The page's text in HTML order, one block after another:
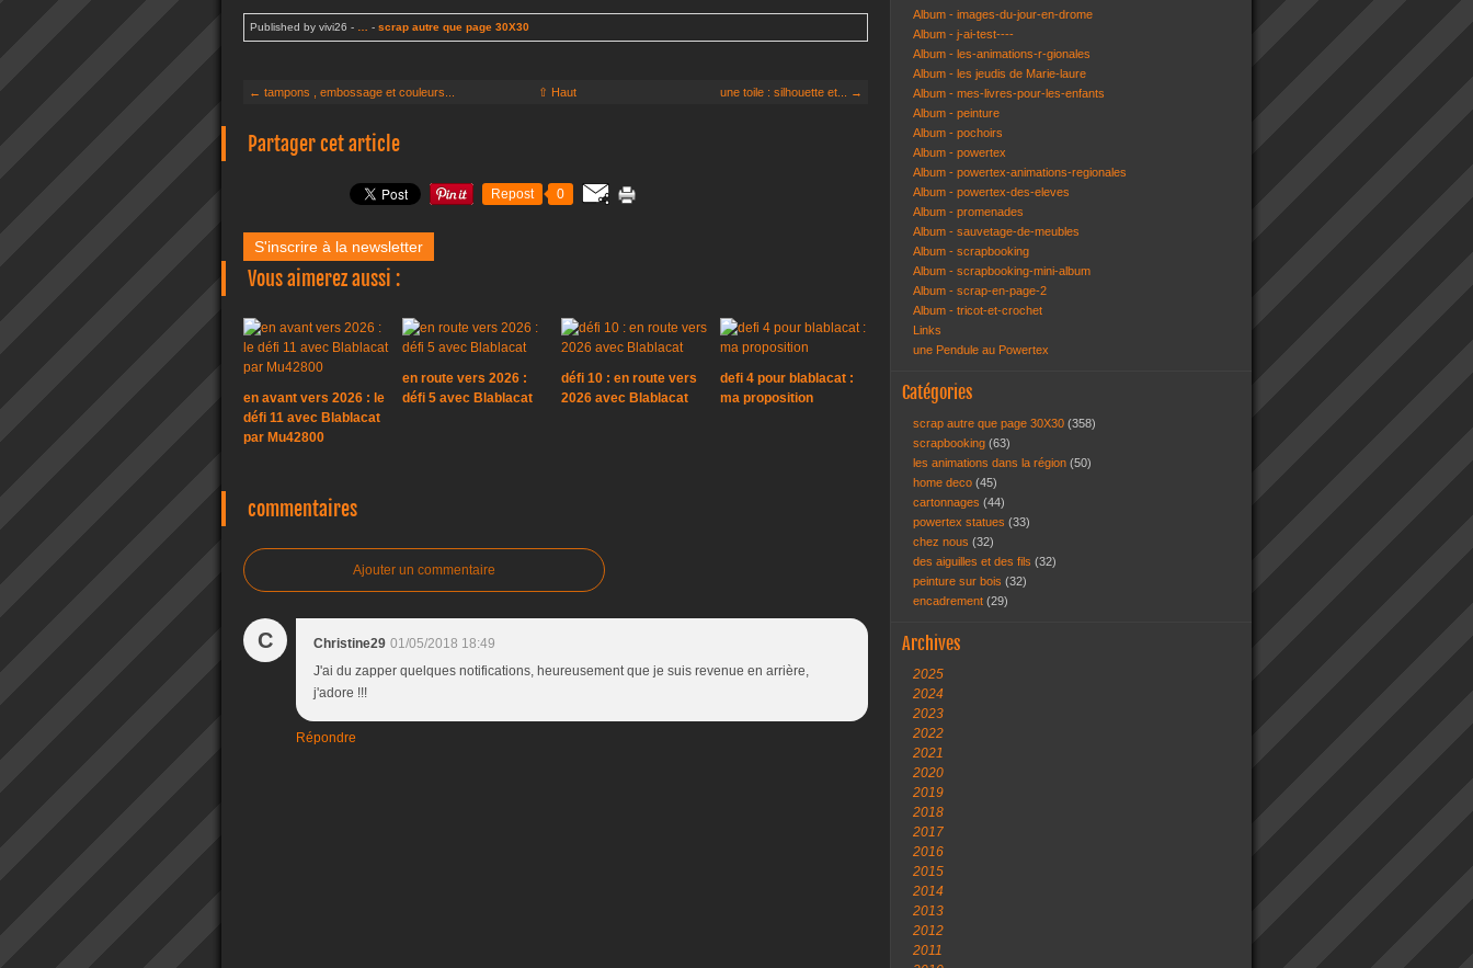
Published by vivi26 - - scrap autre que page 30X30
← tampons , embossage et couleurs... ⇧ Haut une toile : silhouette et... →
Partager cet article
Repost 0
S'inscrire à la newsletter
Vous aimerez aussi :
en avant vers 2026 : le
défi 11 avec Blablacat
par Mu42800
en route vers 2026 :
défi 5 avec Blablacat
défi 10 : en route vers
2026 avec Blablacat
defi 4 pour blablacat :
ma proposition
commentaires
Ajouter un commentaire
C Christine29 01/05/2018 18:49
J'ai du zapper quelques notifications, heureusement que je suis revenue en arrière,
j'adore !!!
Répondre
Album - images-du-jour-en-drome
Album - j-ai-test----
Album - les-animations-r-gionales
Album - les jeudis de Marie-laure
Album - mes-livres-pour-les-enfants
Album - peinture
Album - pochoirs
Album - powertex
Album - powertex-animations-regionales
Album - powertex-des-eleves
Album - promenades
Album - sauvetage-de-meubles
Album - scrapbooking
Album - scrapbooking-mini-album
Album - scrap-en-page-2
Album - tricot-et-crochet
Links
une Pendule au Powertex
Catégories
scrap autre que page 30X30 (358)
scrapbooking (63)
les animations dans la région (50)
home deco (45)
cartonnages (44)
powertex statues (33)
chez nous (32)
des aiguilles et des fils (32)
peinture sur bois (32)
encadrement (29)
Archives
2025
2024
2023
2022
2021
2020
2019
2018
2017
2016
2015
2014
2013
2012
2011